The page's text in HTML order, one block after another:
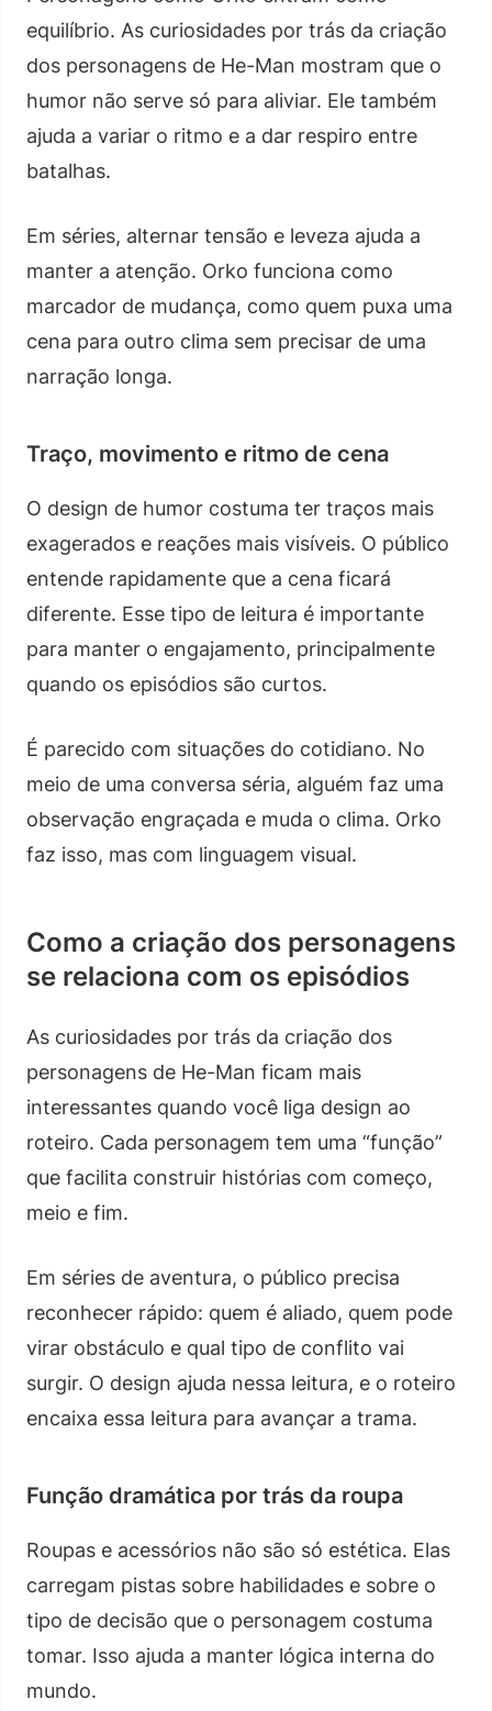
equilíbrio. As curiosidades por trás da criação
dos personagens de He-Man mostram que o
humor não serve só para aliviar. Ele também
ajuda a variar o ritmo e a dar respiro entre
batalhas.
Em séries, alternar tensão e leveza ajuda a
manter a atenção. Orko funciona como
marcador de mudança, como quem puxa uma
cena para outro clima sem precisar de uma
narração longa.
Traço, movimento e ritmo de cena
O design de humor costuma ter traços mais
exagerados e reações mais visíveis. O público
entende rapidamente que a cena ficará
diferente. Esse tipo de leitura é importante
para manter o engajamento, principalmente
quando os episódios são curtos.
É parecido com situações do cotidiano. No
meio de uma conversa séria, alguém faz uma
observação engraçada e muda o clima. Orko
faz isso, mas com linguagem visual.
Como a criação dos personagens
se relaciona com os episódios
As curiosidades por trás da criação dos
personagens de He-Man ficam mais
interessantes quando você liga design ao
roteiro. Cada personagem tem uma “função”
que facilita construir histórias com começo,
meio e fim.
Em séries de aventura, o público precisa
reconhecer rápido: quem é aliado, quem pode
virar obstáculo e qual tipo de conflito vai
surgir. O design ajuda nessa leitura, e o roteiro
encaixa essa leitura para avançar a trama.
Função dramática por trás da roupa
Roupas e acessórios não são só estética. Elas
carregam pistas sobre habilidades e sobre o
tipo de decisão que o personagem costuma
tomar. Isso ajuda a manter lógica interna do
mundo.